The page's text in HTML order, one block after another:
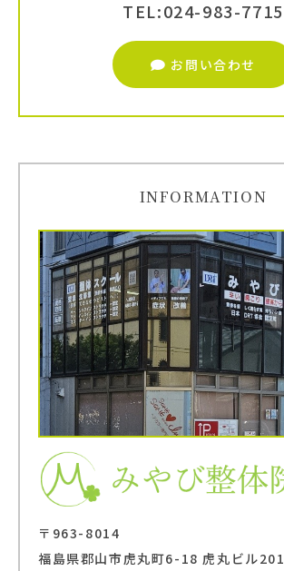
TEL:024-983-7715
お問い合わせ
INFORMATION
〒963-8014
福島県郡山市虎丸町6-18 虎丸ビル201